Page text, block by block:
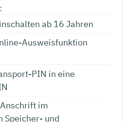
ab 16 Jahren
Ausweisfunktion
PIN in eine
im
Speicher- und